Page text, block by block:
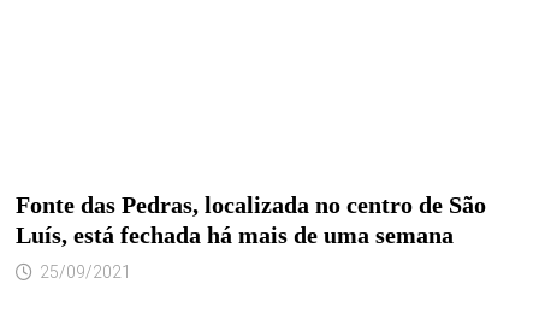
Fonte das Pedras, localizada no centro de São
Luís, está fechada há mais de uma semana
25/09/2021